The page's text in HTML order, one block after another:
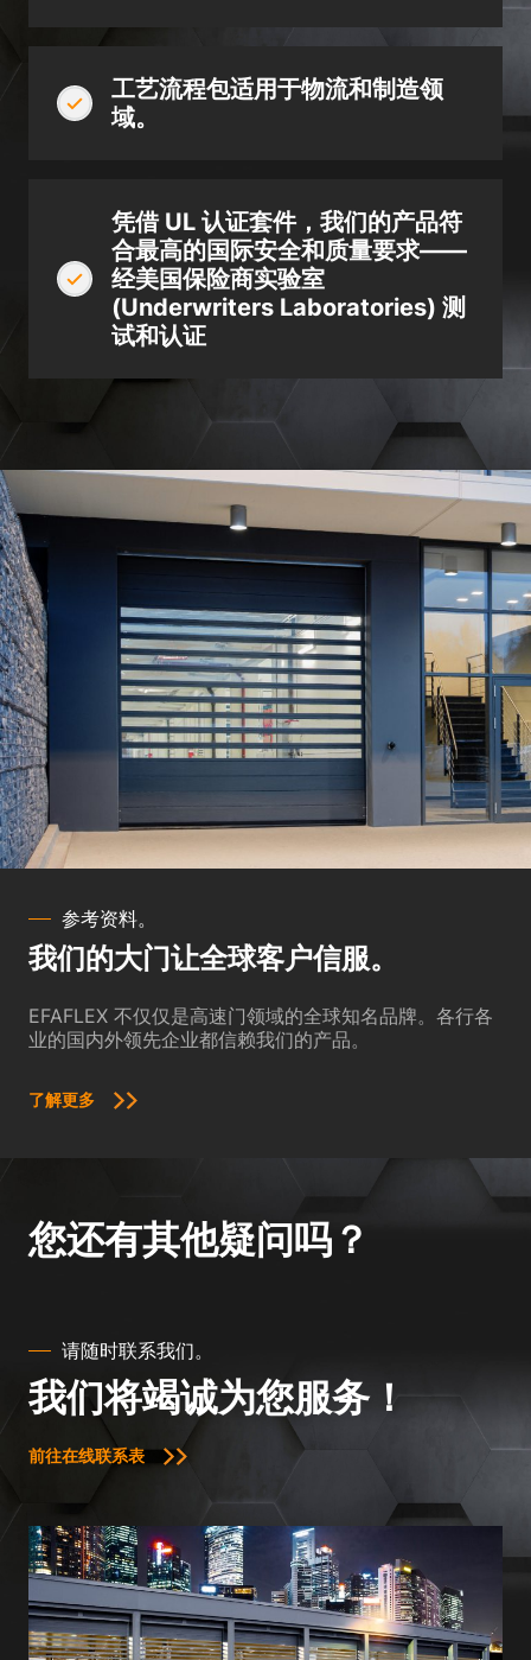
工艺流程包适用于物流和制造领
域。
凭借 UL 认证套件，我们的产品符
合最高的国际安全和质量要求——
经美国保险商实验室
(Underwriters Laboratories) 测
试和认证
参考资料。
我们的大门让全球客户信服。
EFAFLEX 不仅仅是高速门领域的全球知名品牌。各行各
业的国内外领先企业都信赖我们的产品。
了解更多
您还有其他疑问吗？
请随时联系我们。
我们将竭诚为您服务！
前往在线联系表